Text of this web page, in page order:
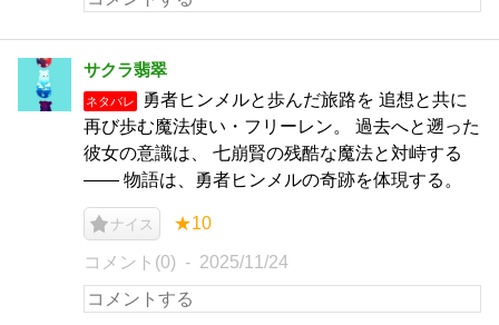
サクラ翡翠
ネタバレ
勇者ヒンメルと歩んだ旅路を 追想と共に
再び歩む魔法使い・フリーレン。 過去へと遡った
彼女の意識は、 七崩賢の残酷な魔法と対峙する
―― 物語は、勇者ヒンメルの奇跡を体現する。
ナイス ★10
コメント(0) 2025/11/24